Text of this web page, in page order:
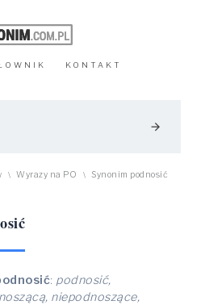
KONTAKT
arrow_forward
\ Wyrazy na PO \ Synonim podnosić
: podnosić,
niepodnoszące,